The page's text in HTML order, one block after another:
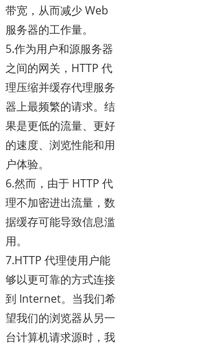
带宽，从而减少 Web
服务器的工作量。
5.作为用户和源服务器
之间的网关，HTTP 代
理压缩并缓存代理服务
器上最频繁的请求。结
果是更低的流量、更好
的速度、浏览性能和用
户体验。
6.然而，由于 HTTP 代
理不加密进出流量，数
据缓存可能导致信息滥
用。
7.HTTP 代理使用户能
够以更可靠的方式连接
到 Internet。当我们希
望我们的浏览器从另一
台计算机请求源时，我